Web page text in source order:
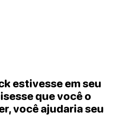
estivesse em seu
que você o
você ajudaria seu